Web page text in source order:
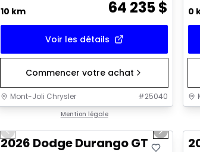
10 km 64 235$
Voir les détails
Commencer votre achat
Mont-Joli Chrysler #25040
Mention légale
0
Previous slide
Next
2026 Dodge Durango GT